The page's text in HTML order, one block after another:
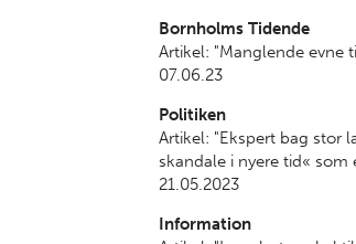
Bornholms Tidende
Artikel: "Manglende evne
07.06.23
Politiken
Artikel: "Ekspert bag stor
skandale i nyere tid«
21.05.2023
Information